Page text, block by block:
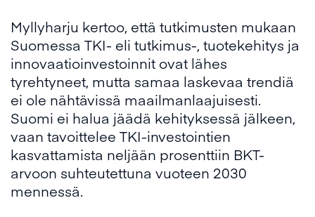
Myllyharju kertoo, että tutkimusten mukaan
Suomessa TKI- eli tutkimus-, tuotekehitys ja
innovaatioinvestoinnit ovat lähes
tyrehtyneet, mutta samaa laskevaa trendiä
ei ole nähtävissä maailmanlaajuisesti.
Suomi ei halua jäädä kehityksessä jälkeen,
vaan tavoittelee TKI-investointien
kasvattamista neljään prosenttiin BKT-
arvoon suhteutettuna vuoteen 2030
mennessä.